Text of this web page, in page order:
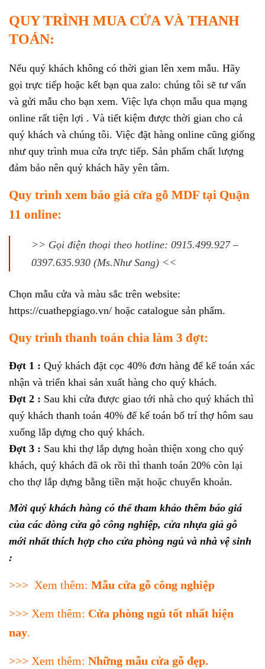
QUY TRÌNH MUA CỬA VÀ THANH
TOÁN:
Nếu quý khách không có thời gian lên xem mẫu. Hãy
gọi trực tiếp hoặc kết bạn qua zalo: chúng tôi sẽ tư vấn
và gửi mẫu cho bạn xem. Việc lựa chọn mẫu qua mạng
online rất tiện lợi . Và tiết kiệm được thời gian cho cả
quý khách và chúng tôi. Việc đặt hàng online cũng giống
như quy trình mua cửa trực tiếp. Sản phẩm chất lượng
đảm bảo nên quý khách hãy yên tâm.
Quy trình xem báo giá cửa gỗ MDF tại Quận
11 online:
>> Gọi điện thoại theo hotline: 0915.499.927 –
0397.635.930 (Ms.Như Sang) <<
Chọn mẫu cửa và màu sắc trên website:
https://cuathepgiago.vn/ hoặc catalogue sản phẩm.
Quy trình thanh toán chia làm 3 đợt:
Đợt 1 : Quý khách đặt cọc 40% đơn hàng để kế toán xác
nhận và triển khai sản xuất hàng cho quý khách.
Đợt 2 : Sau khi cửa được giao tới nhà cho quý khách thì
quý khách thanh toán 40% để kế toán bố trí thợ hôm sau
xuống lắp dựng cho quý khách.
Đợt 3 : Sau khi thợ lắp dựng hoàn thiện xong cho quý
khách, quý khách đã ok rồi thì thanh toán 20% còn lại
cho thợ lắp dựng bằng tiền mặt hoặc chuyển khoản.
Mời quý khách hàng có thể tham khảo thêm báo giá
của các dòng cửa gỗ công nghiệp, cửa nhựa giả gỗ
mới nhất thích hợp cho cửa phòng ngủ và nhà vệ sinh
:
>>> Xem thêm: Mẫu cửa gỗ công nghiệp
>>> Xem thêm: Cửa phòng ngủ tốt nhất hiện
nay.
>>> Xem thêm: Những mẫu cửa gỗ đẹp.